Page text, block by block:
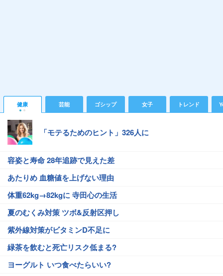
健康 芸能 ゴシップ 女子 トレンド
「モテるためのヒント」326人に
容姿と寿命 28年追跡で見えた差
あたりめ 血糖値を上げない理由
体重62kg→82kgに 寺田心の生活
夏のむくみ対策 ツボ&反射区押し
紫外線対策がビタミンD不足に
緑茶を飲むと死亡リスク低まる?
ヨーグルト いつ食べたらいい?